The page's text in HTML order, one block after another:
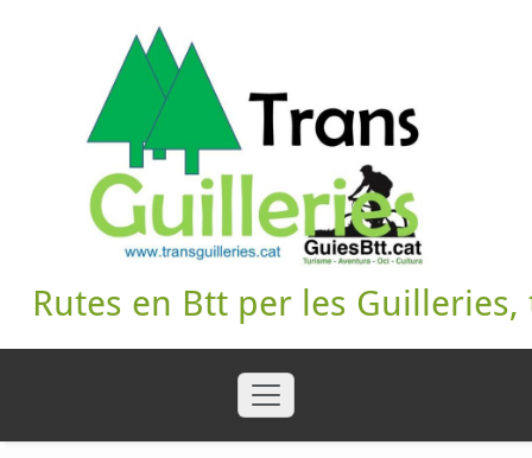
Rutes en Btt per les